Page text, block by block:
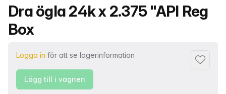
Produktnamn
Dra ögla 24k x 2.375 "API Reg
Box
Logga in för att se lagerinformation
Lägg
Lägg till i vagnen